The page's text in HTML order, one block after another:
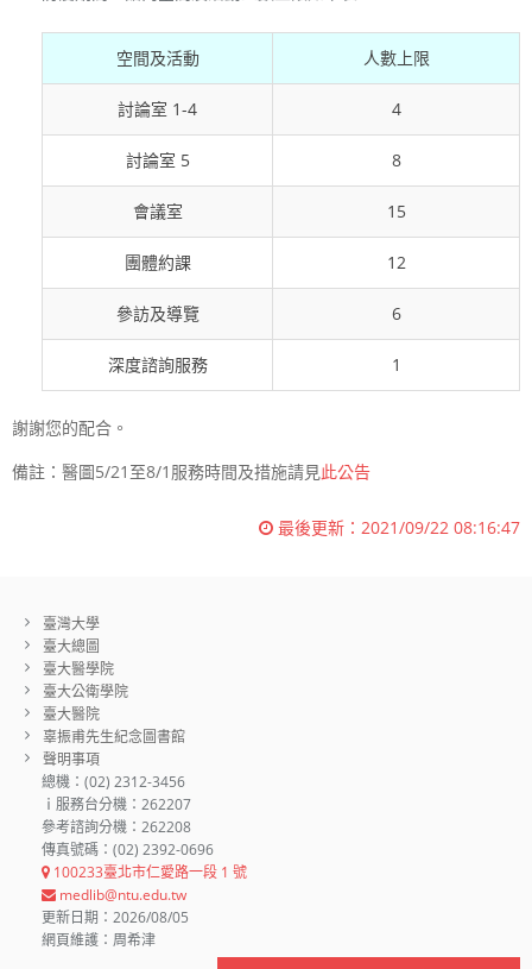
空間及活動 人數上限
討論室 1-4 4
討論室 5 8
會議室 15
團體約課 12
參訪及導覽 6
深度諮詢服務 1
謝謝您的配合。
備註：醫圖5/21至8/1服務時間及措施請見此公告
最後更新： 2021/09/22 08:16:47
臺灣大學
臺大總圖
臺大醫學院
臺大公衛學院
臺大醫院
辜振甫先生紀念圖書館
聲明事項
總機：(02) 2312-3456
ｉ服務台分機：262207
參考諮詢分機：262208
傳真號碼：(02) 2392-0696
100233臺北市仁愛路一段 1 號
medlib@ntu.edu.tw
更新日期：2026/08/05
網頁維護：周希津